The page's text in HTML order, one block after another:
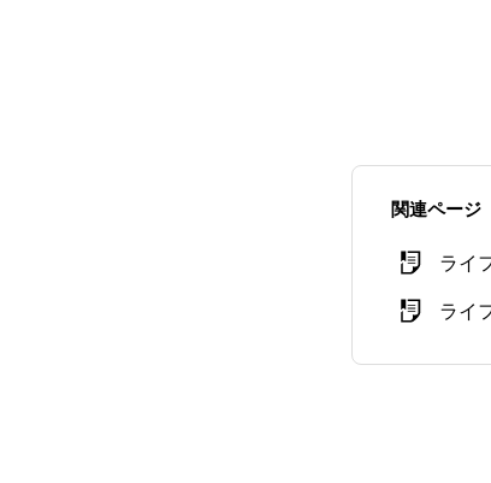
関連ページ
ライ
ライ